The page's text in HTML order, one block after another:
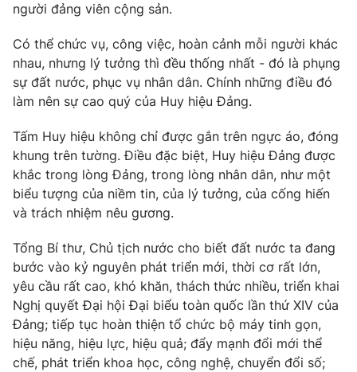
người đảng viên cộng sản.
Có thể chức vụ, công việc, hoàn cảnh mỗi người khác
nhau, nhưng lý tưởng thì đều thống nhất - đó là phụng
sự đất nước, phục vụ nhân dân. Chính những điều đó
làm nên sự cao quý của Huy hiệu Đảng.
Tấm Huy hiệu không chỉ được gắn trên ngực áo, đóng
khung trên tường. Điều đặc biệt, Huy hiệu Đảng được
khắc trong lòng Đảng, trong lòng nhân dân, như một
biểu tượng của niềm tin, của lý tưởng, của cống hiến
và trách nhiệm nêu gương.
Tổng Bí thư, Chủ tịch nước cho biết đất nước ta đang
bước vào kỷ nguyên phát triển mới, thời cơ rất lớn,
yêu cầu rất cao, khó khăn, thách thức nhiều, triển khai
Nghị quyết Đại hội Đại biểu toàn quốc lần thứ XIV của
Đảng; tiếp tục hoàn thiện tổ chức bộ máy tinh gọn,
hiệu năng, hiệu lực, hiệu quả; đẩy mạnh đổi mới thể
chế, phát triển khoa học, công nghệ, chuyển đổi số;